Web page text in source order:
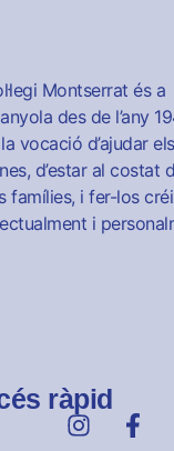
Montserrat és a
des de l’any
vocació d’ajudar
d’estar al costat
famílies, i fer-los
i
ràpid